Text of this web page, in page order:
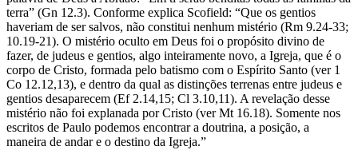
terra” (Gn 12.3). Conforme explica Scofield: “Que os gentios
haveriam de ser salvos, não constitui nenhum mistério (Rm 9.24-33;
10.19-21). O mistério oculto em Deus foi o propósito divino de
fazer, de judeus e gentios, algo inteiramente novo, a Igreja, que é o
corpo de Cristo, formada pelo batismo com o Espírito Santo (ver 1
Со 12.12,13), e dentro da qual as distinções terrenas entre judeus e
gentios desaparecem (Ef 2.14,15; Cl 3.10,11). A revelação desse
mistério não foi explanada por Cristo (ver Mt 16.18). Somente nos
escritos de Paulo podemos encontrar a doutrina, a posição, a
maneira de andar e o destino da Igreja.”